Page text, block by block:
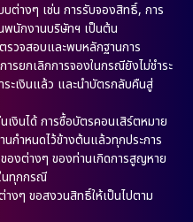
ต่างๆ เช่น การรับจองสิทธิ์, การ
พนักงานบริษัทฯ เป็นต้น
รวจสอบและพบหลักฐานการ
รยกเลิกการจองในกรณียังไม่ชำระ
ระเงินแล้ว และนำบัตรกลับคืนสู่
งินได้ การซื้อบัตรคอนเสิร์ตหมาย
กำหนดไว้ข้างต้นแล้วทุกประการ
งต่างๆ ของท่านเกิดการสูญหาย
นทุกกรณี
งๆ ขอสงวนสิทธิ์ให้เป็นไปตาม